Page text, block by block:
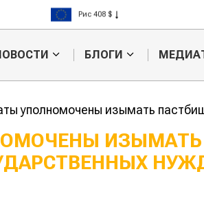
Рис 408 $
Пшеница 423 $
БЛОГИ
уполномочены изымать